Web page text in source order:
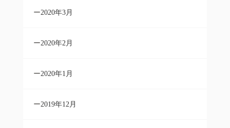
2020年3月
2020年2月
2020年1月
2019年12月